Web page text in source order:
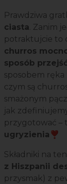
Prawdziwa
ciasta. Zanim
potraktujcie to
churros
sposób
sposobem ręka
czym są
smażonym
jak
przygotować –
ugryzienia❣️
Składniki na ten
z Hiszpanii
przysmak) z